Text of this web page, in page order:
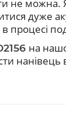
можна.
дуже
на